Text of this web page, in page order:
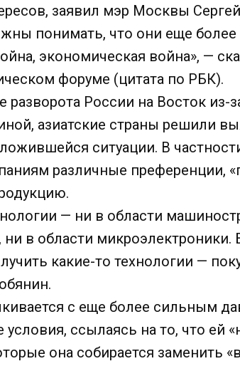
заявил мэр Москвы
понимать, что они еще более
экономическая война», —
форуме (цитата по РБК).
России на Восток из-
азиатские страны решили
ситуации. В
различные преференции,
— ни в области
ни в области микроэлектроники.
какие-то технологии —
с еще более сильным
условия, ссылаясь на то, что ей
она собирается заменить